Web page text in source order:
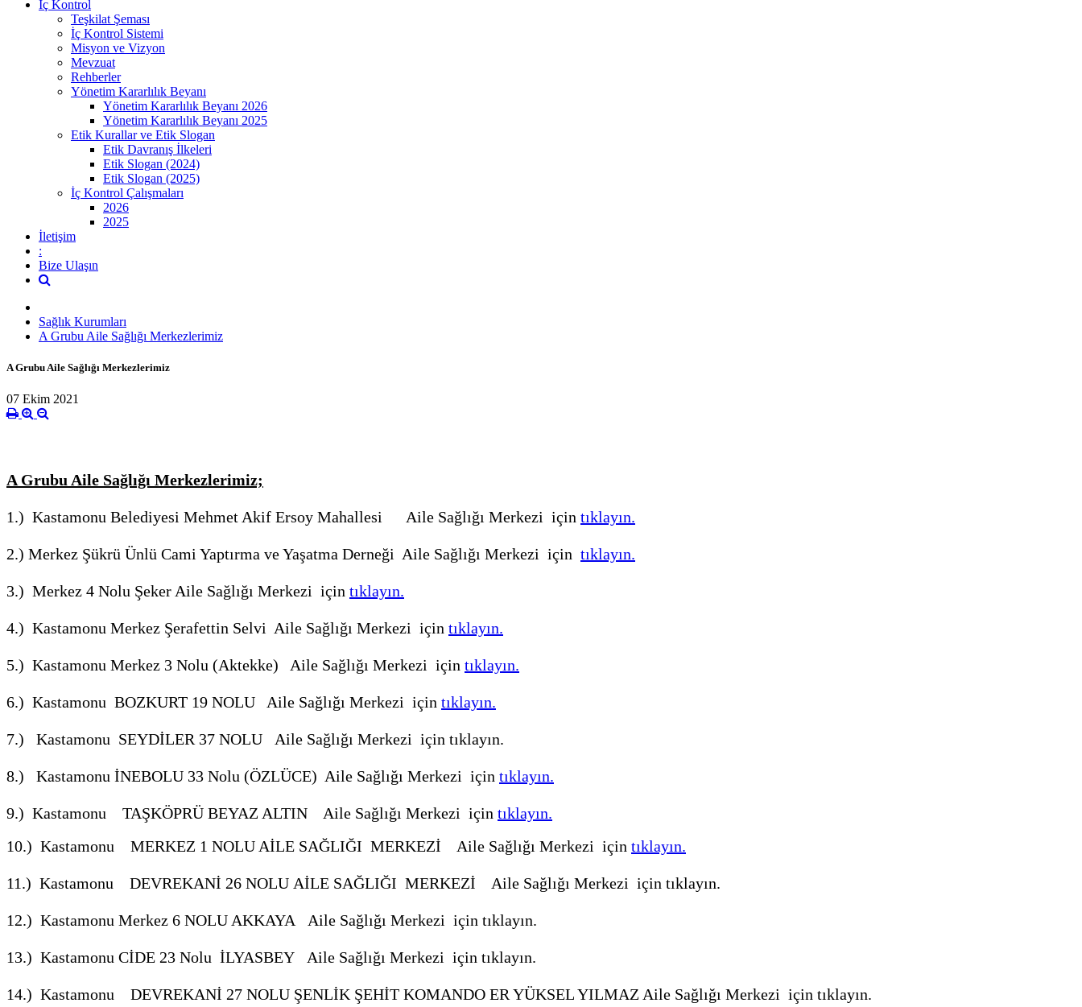
İç Kontrol
Teşkilat Şeması
İç Kontrol Sistemi
Misyon ve Vizyon
Mevzuat
Rehberler
Yönetim Kararlılık Beyanı
Yönetim Kararlılık Beyanı 2026
Yönetim Kararlılık Beyanı 2025
Etik Kurallar ve Etik Slogan
Etik Davranış İlkeleri
Etik Slogan (2024)
Etik Slogan (2025)
İç Kontrol Çalışmaları
2026
2025
İletişim
:
Bize Ulaşın
Sağlık Kurumları
A Grubu Aile Sağlığı Merkezlerimiz
A Grubu Aile Sağlığı Merkezlerimiz
07 Ekim 2021
A Grubu Aile Sağlığı Merkezlerimiz;
1.) Kastamonu Belediyesi Mehmet Akif Ersoy Mahallesi Aile Sağlığı Merkezi için tıklayın.
2.) Merkez Şükrü Ünlü Cami Yaptırma ve Yaşatma Derneği Aile Sağlığı Merkezi için tıklayın.
3.) Merkez 4 Nolu Şeker Aile Sağlığı Merkezi için tıklayın.
4.) Kastamonu Merkez Şerafettin Selvi Aile Sağlığı Merkezi için tıklayın.
5.) Kastamonu Merkez 3 Nolu (Aktekke) Aile Sağlığı Merkezi için tıklayın.
6.) Kastamonu BOZKURT 19 NOLU Aile Sağlığı Merkezi için tıklayın.
7.) Kastamonu SEYDİLER 37 NOLU Aile Sağlığı Merkezi için tıklayın.
8.) Kastamonu İNEBOLU 33 Nolu (ÖZLÜCE) Aile Sağlığı Merkezi için tıklayın.
9.) Kastamonu TAŞKÖPRÜ BEYAZ ALTIN Aile Sağlığı Merkezi için tıklayın.
10.) Kastamonu MERKEZ 1 NOLU AİLE SAĞLIĞI MERKEZİ Aile Sağlığı Merkezi için tıklayın.
11.) Kastamonu DEVREKANİ 26 NOLU AİLE SAĞLIĞI MERKEZİ Aile Sağlığı Merkezi için tıklayın.
12.) Kastamonu Merkez 6 NOLU AKKAYA Aile Sağlığı Merkezi için tıklayın.
13.) Kastamonu CİDE 23 Nolu İLYASBEY Aile Sağlığı Merkezi için tıklayın.
14.) Kastamonu DEVREKANİ 27 NOLU ŞENLİK ŞEHİT KOMANDO ER YÜKSEL YILMAZ Aile Sağlığı Merkezi için tıklayın.